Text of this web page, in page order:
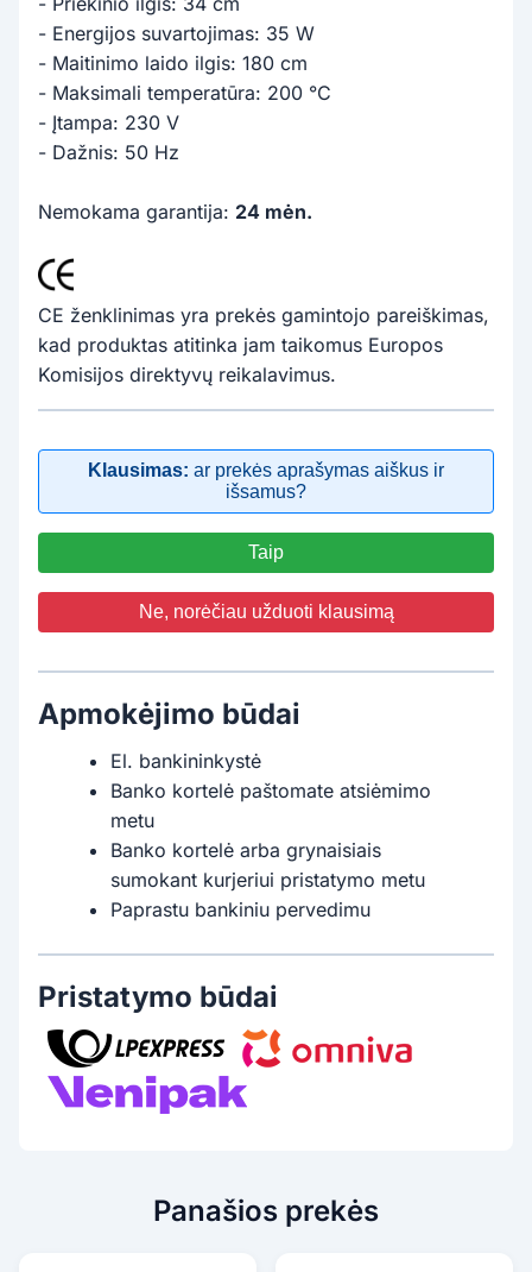
- Energijos suvartojimas: 35 W
- Maitinimo laido ilgis: 180 cm
- Maksimali temperatūra: 200 °C
- Įtampa: 230 V
- Dažnis: 50 Hz
Nemokama garantija: 24 mėn.
CE ženklinimas yra prekės gamintojo pareiškimas,
kad produktas atitinka jam taikomus Europos
Komisijos direktyvų reikalavimus.
Klausimas: ar prekės aprašymas aiškus ir
išsamus?
Taip
Ne, norėčiau užduoti klausimą
Apmokėjimo būdai
El. bankininkystė
Banko kortelė paštomate atsiėmimo
metu
Banko kortelė arba grynaisiais
sumokant kurjeriui pristatymo metu
Paprastu bankiniu pervedimu
Pristatymo būdai
Panašios prekės